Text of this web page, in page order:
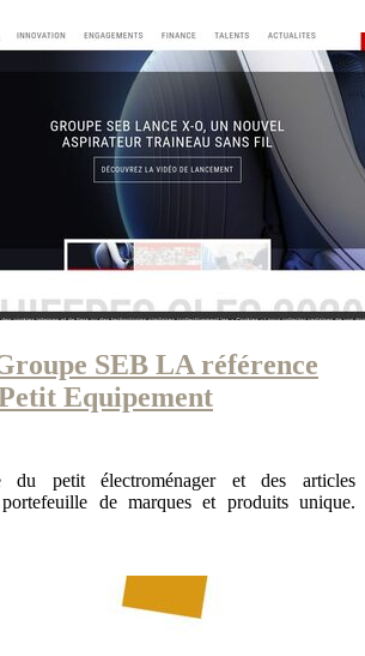
SEB LA référence
Equipement
du petit électroménager et des articles
de marques et produits unique.